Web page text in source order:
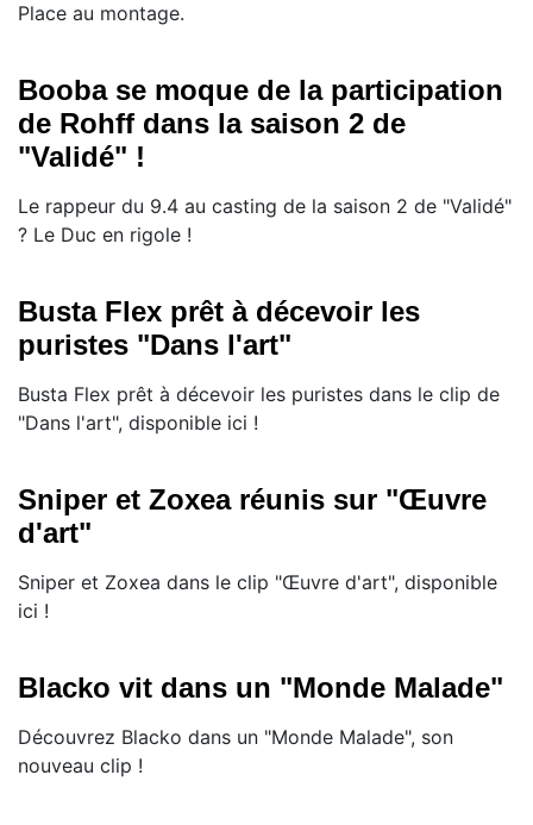
Place au montage.
Booba se moque de la participation
de Rohff dans la saison 2 de
"Validé" !
Le rappeur du 9.4 au casting de la saison 2 de "Validé"
? Le Duc en rigole !
Busta Flex prêt à décevoir les
puristes "Dans l'art"
Busta Flex prêt à décevoir les puristes dans le clip de
"Dans l'art", disponible ici !
Sniper et Zoxea réunis sur "Œuvre
d'art"
Sniper et Zoxea dans le clip "Œuvre d'art", disponible
ici !
Blacko vit dans un "Monde Malade"
Découvrez Blacko dans un "Monde Malade", son
nouveau clip !